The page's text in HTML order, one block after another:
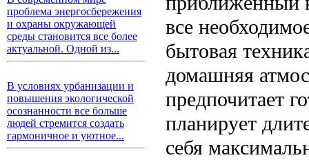
проблема энергосбережения
и охраны окружающей
среды становится все более
актуальной. Одной из...
В условиях урбанизации и
повышения экологической
осознанности все больше
людей стремится создать
гармоничное и уютное...
все
бытовая
домашняя
предпочитает
планирует
себя